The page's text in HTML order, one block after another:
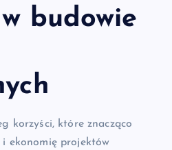
budowie
korzyści, które znacząco
i ekonomię projektów